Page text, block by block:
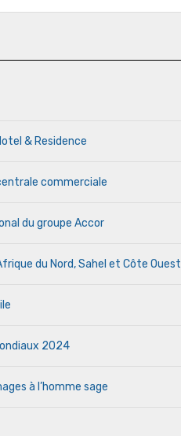
& Residence
commerciale
du groupe Accor
du Nord, Sahel et Côte Ouest
2024
à l’homme sage